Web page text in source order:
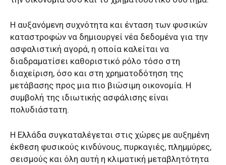
Η αυξανόμενη συχνότητα και ένταση των φυσικών
καταστροφών να δημιουργεί νέα δεδομένα για την
ασφαλιστική αγορά, η οποία καλείται να
διαδραματίσει καθοριστικό ρόλο τόσο στη
διαχείριση, όσο και στη χρηματοδότηση της
μετάβασης προς μια πιο βιώσιμη οικονομία. Η
συμβολή της ιδιωτικής ασφάλισης είναι
πολυδιάστατη.
Η Ελλάδα συγκαταλέγεται στις χώρες με αυξημένη
έκθεση φυσικούς κινδύνους, πυρκαγιές, πλημμύρες,
σεισμούς και όλη αυτή η κλιματική μεταβλητότητα